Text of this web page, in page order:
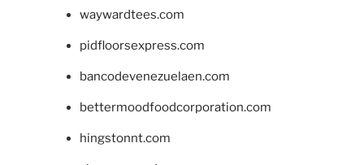
waywardtees.com
pidfloorsexpress.com
bancodevenezuelaen.com
bettermoodfoodcorporation.com
hingstonnt.com